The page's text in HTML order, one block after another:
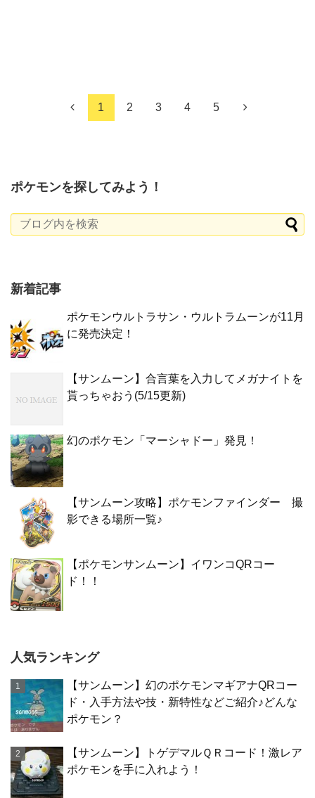
1 2 3 4 5
ポケモンを探してみよう！
新着記事
ポケモンウルトラサン・ウルトラムーンが11月
に発売決定！
【サンムーン】合言葉を入力してメガナイトを
貰っちゃおう(5/15更新)
幻のポケモン「マーシャドー」発見！
【サンムーン攻略】ポケモンファインダー 撮
影できる場所一覧♪
【ポケモンサンムーン】イワンコQRコー
ド！！
人気ランキング
【サンムーン】幻のポケモンマギアナQRコー
ド・入手方法や技・新特性などご紹介♪どんな
ポケモン？
【サンムーン】トゲデマルＱＲコード！激レア
ポケモンを手に入れよう！